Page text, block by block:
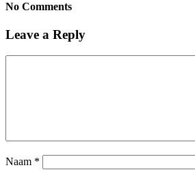
No Comments
Leave a Reply
Naam *